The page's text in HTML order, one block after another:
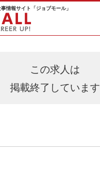
情報サイト「ジョブモール」
この求人は
掲載終了しています